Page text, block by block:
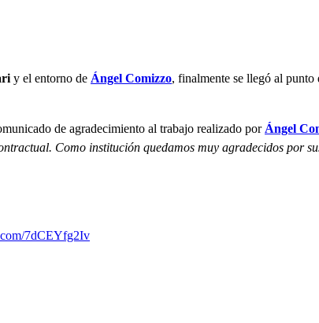
y el entorno de Ángel Comizzo, finalmente se llegó al punto
de agradecimiento al trabajo realizado por Ángel
Como institución quedamos muy agradecidos por
7dCEYfg2Iv